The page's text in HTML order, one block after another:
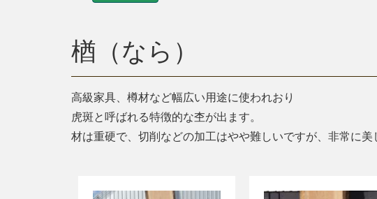
楢（なら）
高級家具、樽材など幅広い用途に使われおり
虎斑と呼ばれる特徴的な杢が出ます。
材は重硬で、切削などの加工はやや難しいですが、非常に美